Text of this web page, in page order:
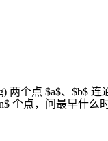
两个点 $a$、$b$
个点，问最早什么